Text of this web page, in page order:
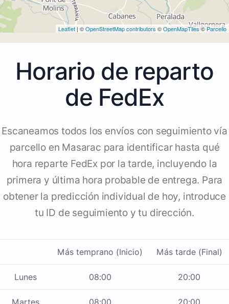
Leaflet | ©OpenStreetMap contributors ©OpenMapTiles©Parcello
Horario de reparto
de FedEx
Escaneamos todos los envíos con seguimiento vía
parcello en Masarac para identificar hasta qué
hora reparte FedEx por la tarde, incluyendo la
primera y última hora probable de entrega. Para
obtener la predicción individual de hoy, introduce
tu ID de seguimiento y tu dirección.
Más temprano (Inicio) Más tarde (Final)
Lunes 08:00 20:00